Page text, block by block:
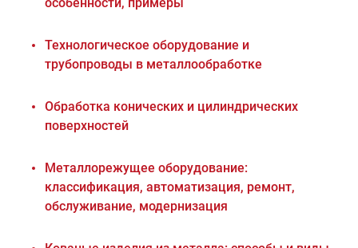
Технологическое оборудование и
трубопроводы в металлообработке
Обработка конических и цилиндрических
поверхностей
Металлорежущее оборудование:
классификация, автоматизация, ремонт,
обслуживание, модернизация